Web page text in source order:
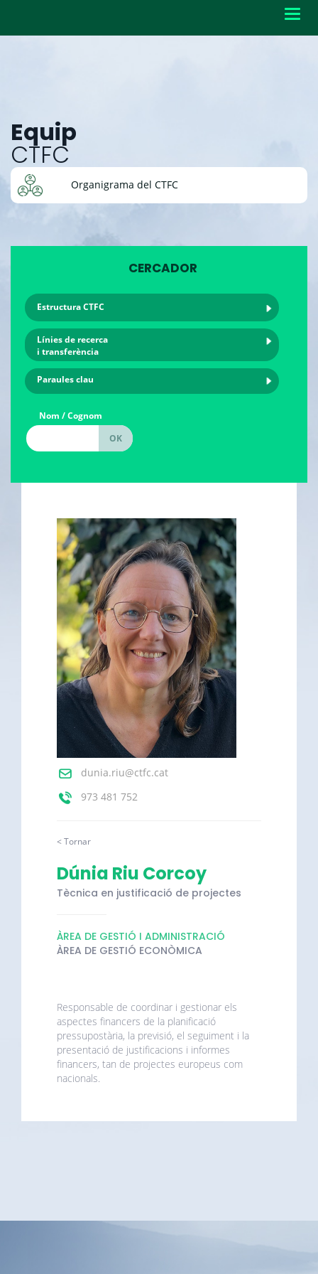
Equip
CTFC
Organigrama del CTFC
CERCADOR
Estructura CTFC
Línies de recerca
i transferència
Paraules clau
Nom / Cognom
dunia.riu@ctfc.cat
973 481 752
< Tornar
Dúnia Riu Corcoy
Tècnica en justificació de projectes
ÀREA DE GESTIÓ I ADMINISTRACIÓ
ÀREA DE GESTIÓ ECONÒMICA
Responsable de coordinar i gestionar els
aspectes financers de la planificació
pressupostària, la previsió, el seguiment i la
presentació de justificacions i informes
financers, tan de projectes europeus com
nacionals.